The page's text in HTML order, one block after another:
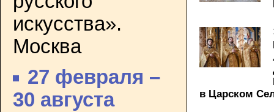
искусства».
Москва
27 февраля –
30 августа
в Царском